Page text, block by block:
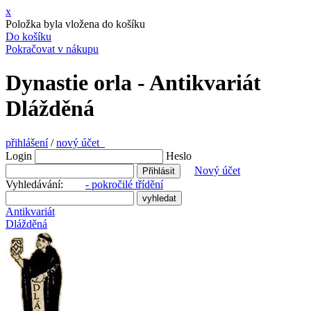
x
Položka byla vložena do košíku
Do košíku
Pokračovat v nákupu
Dynastie orla - Antikvariát
Dlážděná
přihlášení/nový účet
Login
Heslo
Nový účet
Vyhledávání: - pokročilé třídění
Antikvariát
Dlážděná